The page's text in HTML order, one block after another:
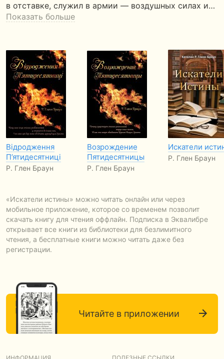
в отставке, служил в армии — воздушных силах и…
Показать больше
Відродження
П’ятидесятниці
Р. Глен Браун
Возрождение
Пятидесятницы
Р. Глен Браун
Искатели
Р. Глен Браун
«Искатели истины» можно читать онлайн или через
мобильное приложение, которое со временем позволит
скачать книгу для чтения оффлайн. Подписка в Эквалибре
открывает все книги из библиотеки для безлимитного
чтения, а бесплатные книги можно читать даже без
регистрации.
Читайте в приложении